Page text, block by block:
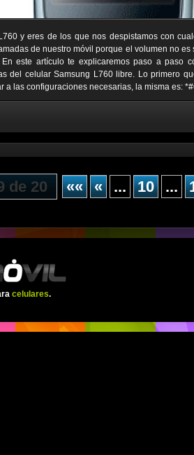
y eres de los que nos despistamos con
de nuestro móvil porque el volumen no
este artículo te explicaremos paso a paso
del celular Samsung L760 libre. Lo primero
a las configuraciones necesarias, la misma es:
de 20 «« « ... 10 ...
celulares.